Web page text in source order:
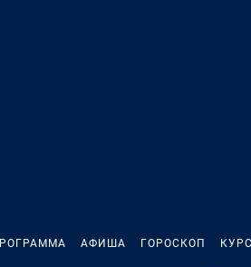
АФИША ГОРОСКОП